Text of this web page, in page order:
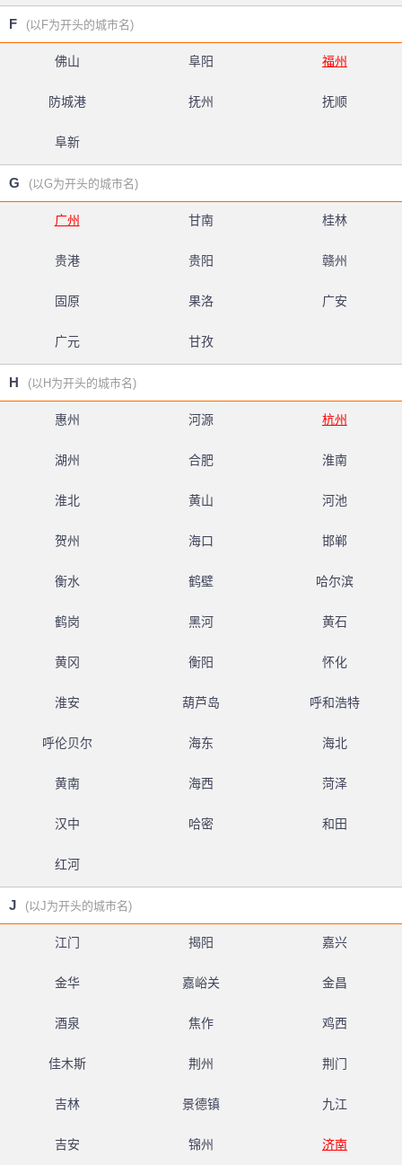
F (以F为开头的城市名)
佛山 阜阳 福州
防城港 抚州 抚顺
阜新
G (以G为开头的城市名)
广州 甘南 桂林
贵港 贵阳 赣州
固原 果洛 广安
广元 甘孜
H (以H为开头的城市名)
惠州 河源 杭州
湖州 合肥 淮南
淮北 黄山 河池
贺州 海口 邯郸
衡水 鹤壁 哈尔滨
鹤岗 黑河 黄石
黄冈 衡阳 怀化
淮安 葫芦岛 呼和浩特
呼伦贝尔 海东 海北
黄南 海西 菏泽
汉中 哈密 和田
红河
J (以J为开头的城市名)
江门 揭阳 嘉兴
金华 嘉峪关 金昌
酒泉 焦作 鸡西
佳木斯 荆州 荆门
吉林 景德镇 九江
吉安 锦州 济南